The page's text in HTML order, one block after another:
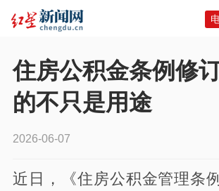
住房公积金条例修
的不只是用途
2026-06-07
近日，《住房公积金管理条